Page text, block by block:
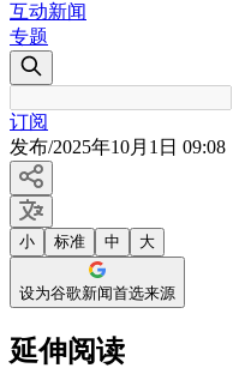
互动新闻
专题
订阅
发布/2025年10月1日 09:08
小 标准 中 大
设为谷歌新闻首选来源
延伸阅读